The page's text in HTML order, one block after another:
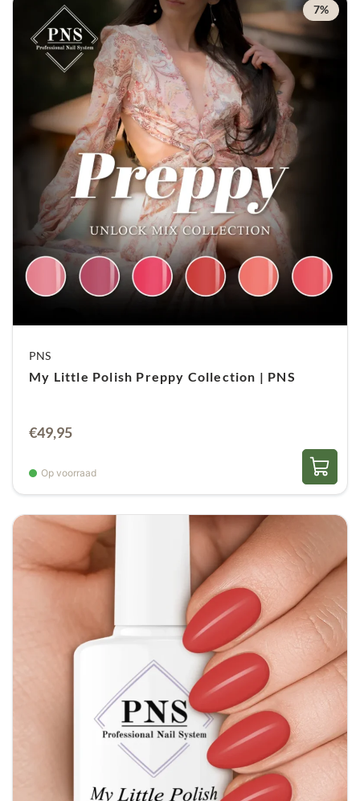
7%
PNS
My Little Polish Preppy Collection | PNS
Oorspronkelijke
was:
€53,70.
€49,95
is:
€49,95.
Op voorraad